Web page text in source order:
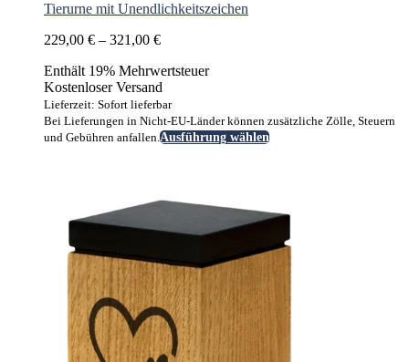
Tierurne mit Unendlichkeitszeichen
229,00 € – 321,00 €Preisspanne:
bis
321,00 €
Enthält 19% Mehrwertsteuer
Kostenloser Versand
Lieferzeit: Sofort lieferbar
Bei Lieferungen in Nicht-EU-Länder können zusätzliche Zölle, Steuern
und Gebühren anfallen.Ausführung wählenDieses
auf.
Optionen
können
auf
der
Produktseite
gewählt